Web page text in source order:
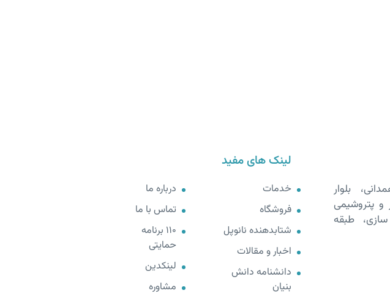
بلوار
و پتروشیمی
طبقه
لینک های مفید
خدمات
فروشگاه
شتابدهنده نانوپل
اخبار و مقالات
دانشنامه دانش
بنیان
درباره ما
تماس با ما
110 برنامه
حمایتی
لینکدین
مشاوره